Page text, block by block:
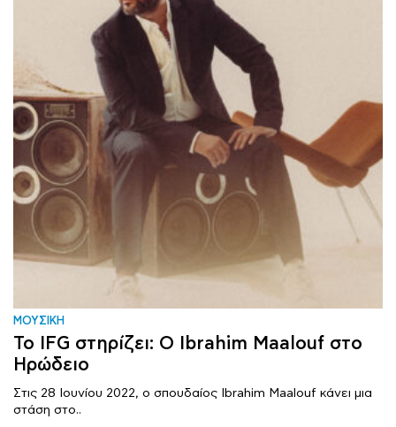
ΜΟΥΣΙΚΗ
Το IFG στηρίζει: Ο Ibrahim Maalouf στο
Ηρώδειο
Στις 28 Ιουνίου 2022, ο σπουδαίος Ibrahim Maalouf κάνει μια
στάση στο..